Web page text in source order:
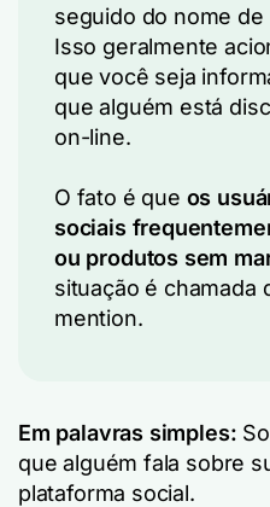
seguido do nome
Isso geralmente
que você seja
que alguém está
on-line.
O fato é que os
sociais
ou produtos sem
situação é chamada
mention.
Em palavras simples:
que alguém fala sobre
plataforma social.